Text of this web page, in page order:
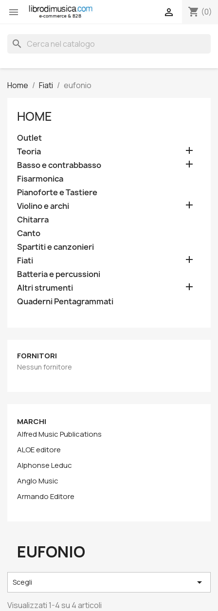
 shopping_cart (0)

search
Home Fiati eufonio
HOME
Outlet
Teoria

Basso e contrabbasso 
Fisarmonica
Pianoforte e Tastiere
Violino e archi

Chitarra
Canto
Spartiti e canzonieri
Fiati

Batteria e percussioni
Altri strumenti

Quaderni Pentagrammati
FORNITORI
Nessun fornitore
MARCHI
Alfred Music Publications
ALOE editore
Alphonse Leduc
Anglo Music
Armando Editore
EUFONIO
Scegli 
Visualizzati 1-4 su 4 articoli